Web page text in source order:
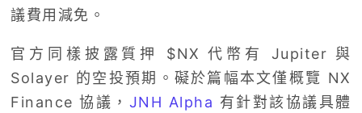
議費用減免。
官方同樣披露質押 $NX 代幣有 Jupiter 與
Solayer 的空投預期。礙於篇幅本文僅概覽 NX
Finance 協議， JNH Alpha 有針對該協議具體